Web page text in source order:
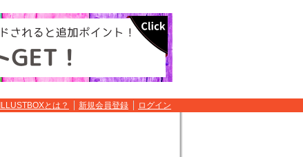
ILLUSTBOXとは？ 新規会員登録 ログイン